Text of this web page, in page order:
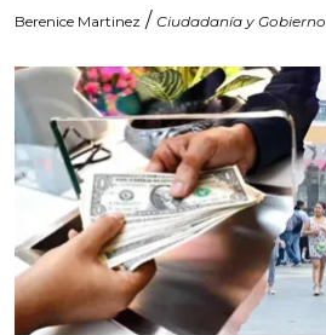
Berenice Martinez / Ciudadanía y Gobierno